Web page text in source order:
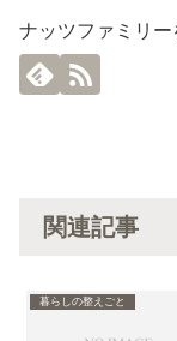
ナッツファミリ
関連記事
暮らしの整えごと